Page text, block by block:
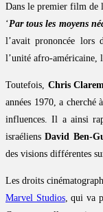
Dans le premier film de
‘Par tous les moyens
l’avait prononcée lors
l’unité afro-américaine,
Toutefois, Chris
années 1970, a cherché
influences. Il a ainsi
israéliensDavid Ben-
des visions différentes
Les droits
Marvel Studios, qui va